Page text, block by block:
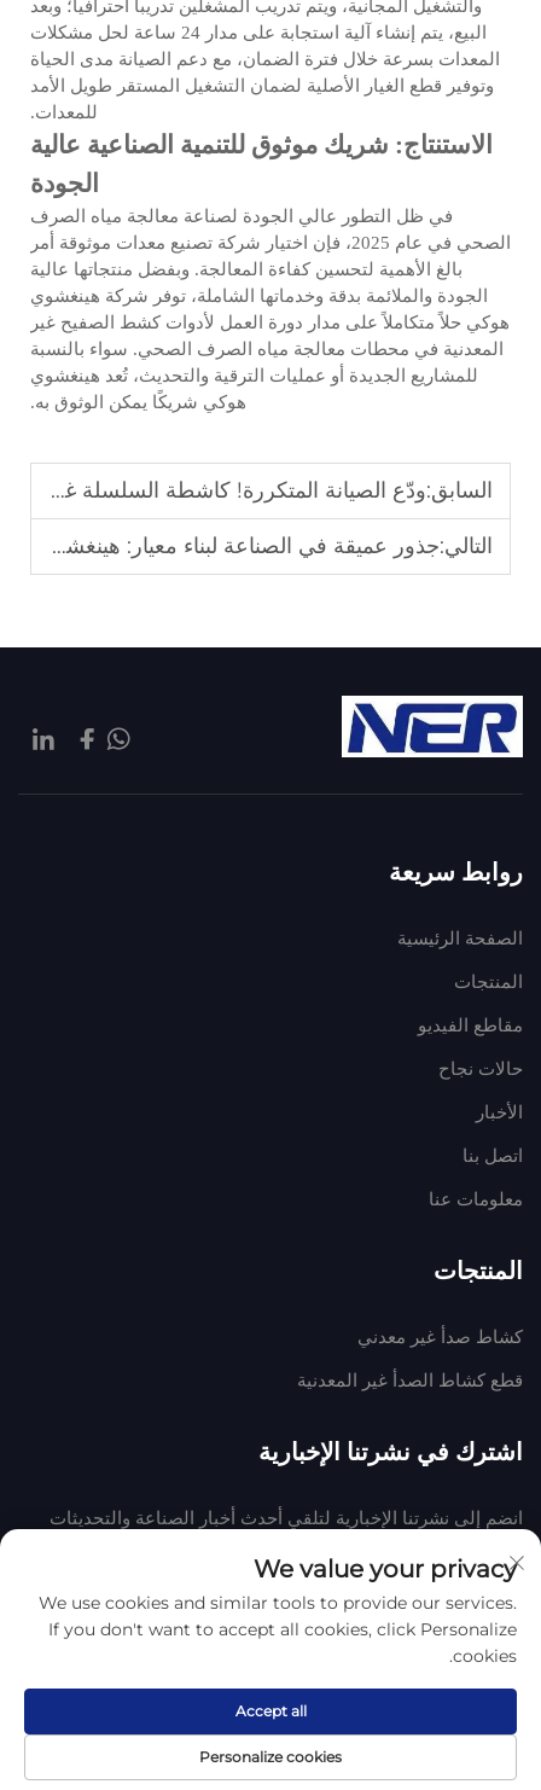
والتشغيل المجانية، ويتم تدريب المشغلين تدريباً احترافياً؛ وبعد
البيع، يتم إنشاء آلية استجابة على مدار 24 ساعة لحل مشكلات
المعدات بسرعة خلال فترة الضمان، مع دعم الصيانة مدى الحياة
وتوفير قطع الغيار الأصلية لضمان التشغيل المستقر طويل الأمد
للمعدات.
الاستنتاج: شريك موثوق للتنمية الصناعية عالية
الجودة
في ظل التطور عالي الجودة لصناعة معالجة مياه الصرف
الصحي في عام 2025، فإن اختيار شركة تصنيع معدات موثوقة أمر
بالغ الأهمية لتحسين كفاءة المعالجة. وبفضل منتجاتها عالية
الجودة والملائمة بدقة وخدماتها الشاملة، توفر شركة هينغشوي
هوكي حلاً متكاملاً على مدار دورة العمل لأدوات كشط الصفيح غير
المعدنية في محطات معالجة مياه الصرف الصحي. سواء بالنسبة
للمشاريع الجديدة أو عمليات الترقية والتحديث، تُعد هينغشوي
هوكي شريكًا يمكن الوثوق به.
السابق:ودّع الصيانة المتكررة! كاشطة السلسلة غير المعدنية من Hengshui Huake، تشغيل مستقر مضمون لمدة 10 سنوات!
التالي:جذور عميقة في الصناعة لبناء معيار: هينغشوي هوكي، الشركة المصنعة الموثوقة لمكشطات الحمأة الثانوية غير المعدنية
روابط سريعة
الصفحة الرئيسية
المنتجات
مقاطع الفيديو
حالات نجاح
الأخبار
اتصل بنا
معلومات عنا
المنتجات
كشاط صدأ غير معدني
قطع كشاط الصدأ غير المعدنية
اشترك في نشرتنا الإخبارية
انضم إلى نشرتنا الإخبارية لتلقي أحدث أخبار الصناعة والتحديثات
اشترك
الخصوصية
الصفحة الرئيسية المنتج نبذة اتصل بنا
We value your privacy
We use cookies and similar tools to provide our services.
If you don't want to accept all cookies, click Personalize
cookies.
Personalize cookies
Accept all